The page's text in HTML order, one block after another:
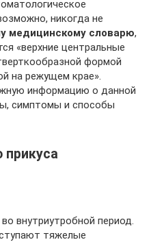
никогда не
медицинскому словарю,
«верхние центральные
формой
на режущем крае».
информацию о данной
симптомы и способы
прикуса
внутриутробной период.
тяжелые